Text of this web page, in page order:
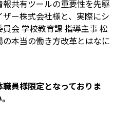
共有ツールの重要性を先駆
ー株式会社様と、実際にシ
会 学校教育課 指導主事 松
本当の働き方改革とはなに
員様限定となっておりま